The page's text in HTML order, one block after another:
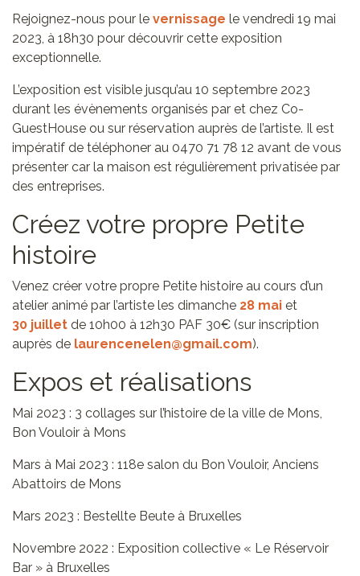
Rejoignez-nous pour le vernissage le vendredi 19 mai
2023, à 18h30 pour découvrir cette exposition
exceptionnelle.
L’exposition est visible jusqu’au 10 septembre 2023
durant les évènements organisés par et chez Co-
GuestHouse ou sur réservation auprès de l’artiste. Il est
impératif de téléphoner au 0470 71 78 12 avant de vous
présenter car la maison est régulièrement privatisée par
des entreprises.
Créez votre propre Petite
histoire
Venez créer votre propre Petite histoire au cours d’un
atelier animé par l’artiste les dimanche 28 mai et
30 juillet de 10h00 à 12h30 PAF 30€ (sur inscription
auprès de laurencenelen@gmail.com).
Expos et réalisations
Mai 2023 : 3 collages sur l’histoire de la ville de Mons,
Bon Vouloir à Mons
Mars à Mai 2023 : 118e salon du Bon Vouloir, Anciens
Abattoirs de Mons
Mars 2023 : Bestellte Beute à Bruxelles
Novembre 2022 : Exposition collective « Le Réservoir
Bar » à Bruxelles